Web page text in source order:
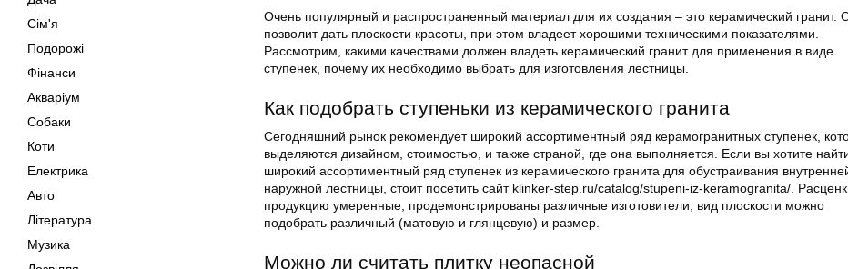
Сім'я
Подорожі
Фінанси
Акваріум
Собаки
Коти
Електрика
Авто
Література
Музика
Очень популярный и распространенный материал для их создания – это керамический гранит.
позволит дать плоскости красоты, при этом владеет хорошими техническими показателями.
Рассмотрим, какими качествами должен владеть керамический гранит для применения в виде
ступенек, почему их необходимо выбрать для изготовления лестницы.
Как подобрать ступеньки из керамического гранита
Сегодняшний рынок рекомендует широкий ассортиментный ряд керамогранитных ступенек,
выделяются дизайном, стоимостью, и также страной, где она выполняется. Если вы хотите
широкий ассортиментный ряд ступенек из керамического гранита для обустраивания
наружной лестницы, стоит посетить сайт klinker-step.ru/catalog/stupeni-iz-keramogranita/.
продукцию умеренные, продемонстрированы различные изготовители, вид плоскости можно
подобрать различный (матовую и глянцевую) и размер.
Можно ли считать плитку неопасной